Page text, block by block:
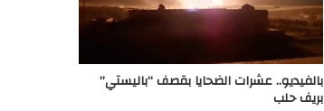
بالفيديو.. عشرات الضحايا بقصف “باليستي”
بريف حلب